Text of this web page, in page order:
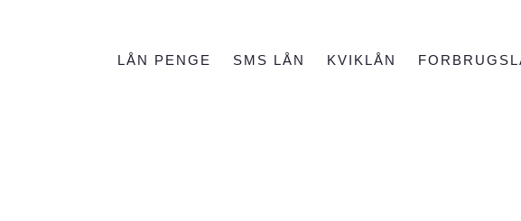
LÅN PENGE SMS LÅN KVIKLÅN